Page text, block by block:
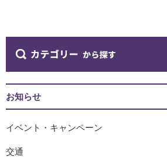
お知らせ
イベント・キャンペーン
交通